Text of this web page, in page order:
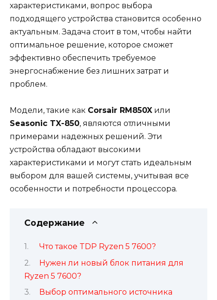
характеристиками, вопрос выбора
подходящего устройства становится особенно
актуальным. Задача стоит в том, чтобы найти
оптимальное решение, которое сможет
эффективно обеспечить требуемое
энергоснабжение без лишних затрат и
проблем.
Модели, такие как Corsair RM850X или
Seasonic TX-850, являются отличными
примерами надежных решений. Эти
устройства обладают высокими
характеристиками и могут стать идеальным
выбором для вашей системы, учитывая все
особенности и потребности процессора.
Содержание
Что такое TDP Ryzen 5 7600?
Нужен ли новый блок питания для
Ryzen 5 7600?
Выбор оптимального источника